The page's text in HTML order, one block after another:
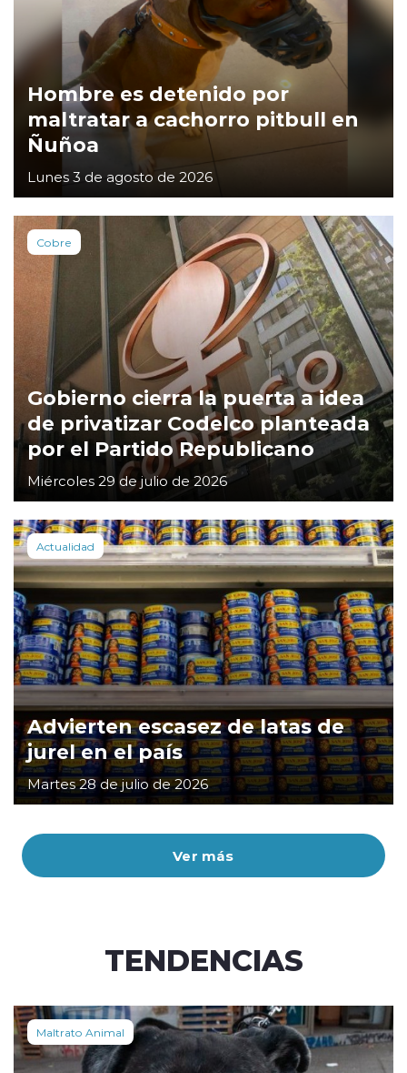
Ver más
Hombre es detenido por
maltratar a cachorro pitbull en
Ñuñoa
Lunes 3 de agosto de 2026
Cobre
Gobierno cierra la puerta a idea
de privatizar Codelco planteada
por el Partido Republicano
Miércoles 29 de julio de 2026
Actualidad
Advierten escasez de latas de
jurel en el país
Martes 28 de julio de 2026
TENDENCIAS
Maltrato Animal